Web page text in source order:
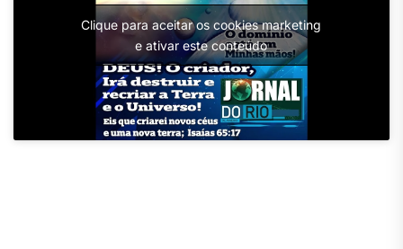
Clique para aceitar os cookies marketing
e ativar este conteúdo